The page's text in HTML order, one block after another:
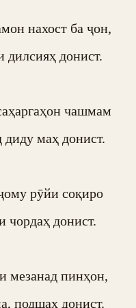
нахост ба ҷон,
дилсияҳ донист.
чашмам
маҳ донист.
рӯйи соқиро
чордаҳ донист.
мезанад пинҳон,
подшаҳ донист.